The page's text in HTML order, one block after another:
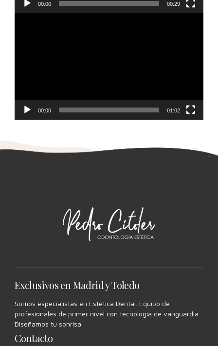
00:00 00:29
00:00 01:02
Exclusivos en Madrid y Toledo
Somos especialistas en Estética Dental. Equipo de
profesionales de primer nivel con tecnología de vanguardia.
Diseñamos tu sonrisa.
Contacto